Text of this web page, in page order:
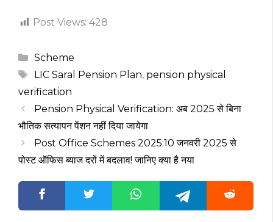
Post Views: 428
Categories
Scheme
Tags
LIC Saral Pension Plan, pension physical
verification
Pension Physical Verification: अब 2025 से बिना
भौतिक सत्यापन पेंशन नहीं दिया जायेगा
Post Office Schemes 2025:10 जनवरी 2025 से
पोस्ट ऑफिस ब्याज दरों में बदलाव! जानिए क्या है नया